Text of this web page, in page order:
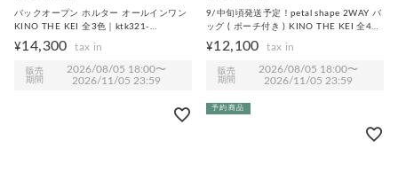
バックオープン ホルター オールインワン
KINO THE KEI 全3色｜ktk321-
0189【4】
¥14,300
販売
期間
2026/08/05 18:00〜
2026/11/05 23:59
9/中旬頃発送予定！petal shape 2WAY バ
ッグ ( ポーチ付き ) KINO THE KEI 全4色
｜ktk912-0202【9】
¥12,100
販売
期間
2026/08/05 18:00〜
2026/11/05 23:59
予約商品